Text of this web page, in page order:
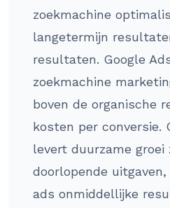
zoekmachine
langetermijn
resultaten. Google
zoekmachine
boven de organische
kosten per conversie.
levert duurzame groei
doorlopende
ads onmiddellijke